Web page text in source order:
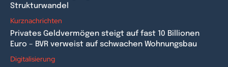
Strukturwandel
Kurznachrichten
Privates Geldvermögen steigt auf fast 10 Billionen
Euro – BVR verweist auf schwachen Wohnungsbau
Digitalisierung